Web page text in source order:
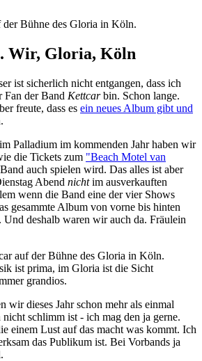
Wir, Gloria, Köln
ist sicherlich nicht entgangen, dass ich
Fan der Band Kettcarbin. Schon lange.
freute, dass es ein neues Album gibt und
Palladium im kommenden Jahr haben wir
die Tickets zum "Beach Motel van
auch spielen wird. Das alles ist aber
Abend nichtim ausverkauften
wenn die Band eine der vier Shows
gesammte Album von vorne bis hinten
deshalb waren wir auch da. Fräulein
ist prima, im Gloria ist die Sicht
grandios.
wir dieses Jahr schon mehr als einmal
nicht schlimm ist - ich mag den ja gerne.
einem Lust auf das macht was kommt. Ich
das Publikum ist. Bei Vorbands ja